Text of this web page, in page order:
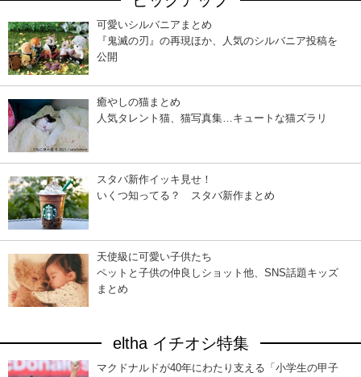
可愛いシルバニアまとめ
『鬼滅の刃』の再現ほか、人気のシルバニア投稿を
公開
癒やしの猫まとめ
人気タレント猫、猫写真集…キュートな猫ズラリ
スタバ新作イッキ見せ！
いくつ知ってる？ スタバ新作まとめ
天使級に可愛い子供たち
ペットと子供の仲良しショット他、SNS話題キッズ
まとめ
eltha イチオシ特集
マクドナルドが40年にわたり支える「小学生の甲子